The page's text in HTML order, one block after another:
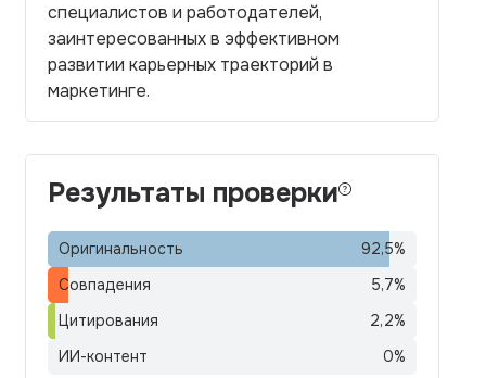
специалистов и работодателей,
заинтересованных в эффективном
развитии карьерных траекторий в
маркетинге.
Результаты проверки
Оригинальность 92,5%
Совпадения
5,7%
Цитирования
2,2%
ИИ-контент
0%